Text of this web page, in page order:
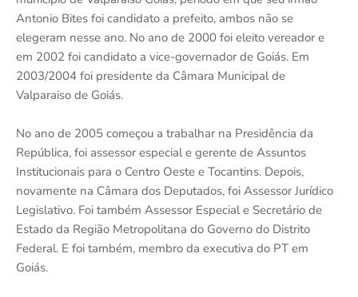
Antonio Bites foi candidato a prefeito, ambos não se
elegeram nesse ano. No ano de 2000 foi eleito vereador e
em 2002 foi candidato a vice-governador de Goiás. Em
2003/2004 foi presidente da Câmara Municipal de
Valparaiso de Goiás.
No ano de 2005 começou a trabalhar na Presidência da
República, foi assessor especial e gerente de Assuntos
Institucionais para o Centro Oeste e Tocantins. Depois,
novamente na Câmara dos Deputados, foi Assessor Jurídico
Legislativo. Foi também Assessor Especial e Secretário de
Estado da Região Metropolitana do Governo do Distrito
Federal. E foi também, membro da executiva do PT em
Goiás.